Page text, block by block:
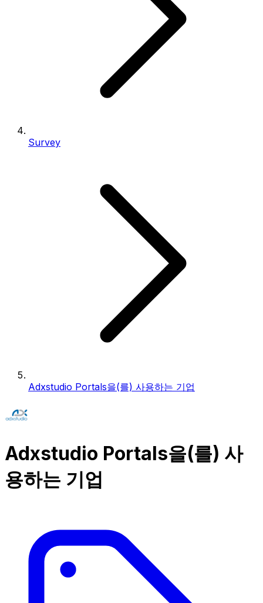
Survey
Adxstudio Portals을(를) 사용하는 기업
Adxstudio Portals을(를) 사
용하는 기업